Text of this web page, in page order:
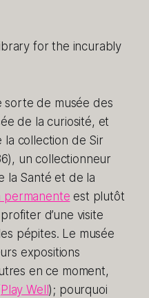
for the incurably
sorte de musée des
de la curiosité, et
la collection de Sir
un collectionneur
la Santé et de la
permanente est plutôt
d’une visite
pépites. Le musée
expositions
en ce moment,
Play Well ); pourquoi